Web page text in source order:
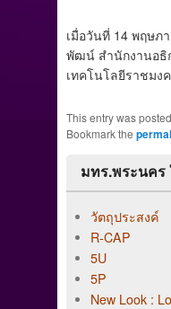
เมื่อวันที่ 14 พฤษภ
พัฒน์ สำนักงานอธิ
เทคโนโลยีราชมง
This entry was
Bookmark the
มทร.พระนคร
วัตถุประสงค์
R-CAP
5U
5P
New Look :